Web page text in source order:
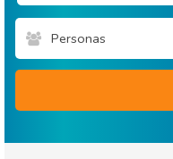
Personas